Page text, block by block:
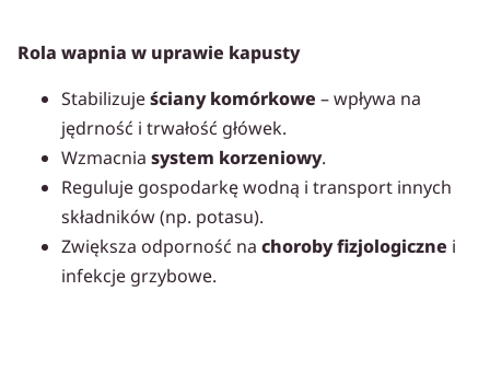
Rola wapnia w uprawie kapusty
Stabilizujeściany komórkowe – wpływa na
jędrność i trwałość główek.
Wzmacnia system korzeniowy.
Reguluje gospodarkę wodną i transport innych
składników (np. potasu).
Zwiększa odporność na choroby fizjologiczne i
infekcje grzybowe.